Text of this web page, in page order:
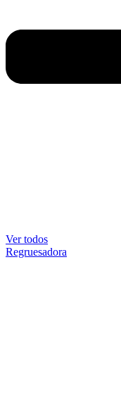
Ver todos
Regruesadora